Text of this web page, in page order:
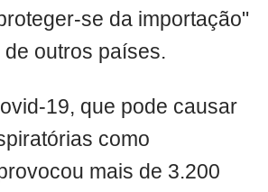
se da importação"
outros países.
19, que pode causar
como
mais de 3.200